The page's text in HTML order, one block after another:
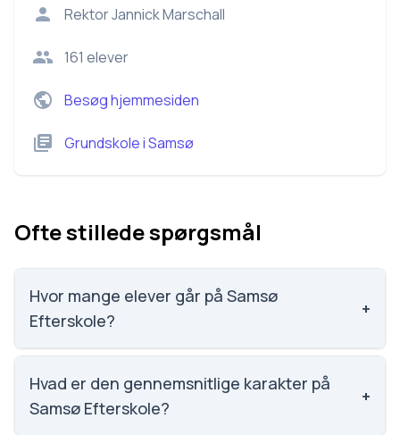
RektorJannick Marschall
161 elever
Besøg hjemmesiden
GrundskoleiSamsø
Ofte stillede spørgsmål
Hvor mange elever går på Samsø
Efterskole?
+
Samsø Efterskole har 161 elever, hvilket gør den til
nummer 1412 ud af 3143 skoler.
Hvad er den gennemsnitlige karakter på
Samsø Efterskole?
+